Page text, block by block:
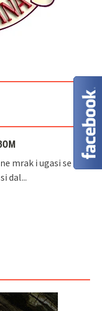
mrak i ugasi se dan
dal...